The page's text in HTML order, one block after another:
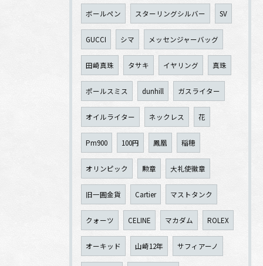
ボールペン スターリングシルバー SV
GUCCI シマ メッセンジャーバッグ
田崎真珠 タサキ イヤリング 真珠
ポールスミス dunhill ガスライター
オイルライター ネックレス 花
Pm900 100円 鳳凰 稲穂
オリンピック 勲章 大礼使徽章
旧一圓金貨 Cartier マストタンク
クォーツ CELINE マカダム ROLEX
オーキッド 山崎12年 サフィアーノ